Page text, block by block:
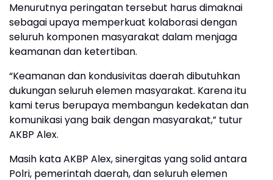
Menurutnya peringatan tersebut harus dimaknai
sebagai upaya memperkuat kolaborasi dengan
seluruh komponen masyarakat dalam menjaga
keamanan dan ketertiban.
“Keamanan dan kondusivitas daerah dibutuhkan
dukungan seluruh elemen masyarakat. Karena itu
kami terus berupaya membangun kedekatan dan
komunikasi yang baik dengan masyarakat,” tutur
AKBP Alex.
Masih kata AKBP Alex, sinergitas yang solid antara
Polri, pemerintah daerah, dan seluruh elemen